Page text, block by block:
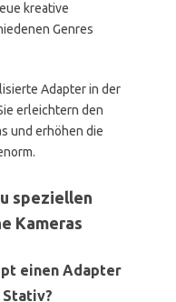
kreative
Genres
Adapter in der
erleichtern den
und erhöhen die
speziellen
Kameras
einen Adapter
Stativ?